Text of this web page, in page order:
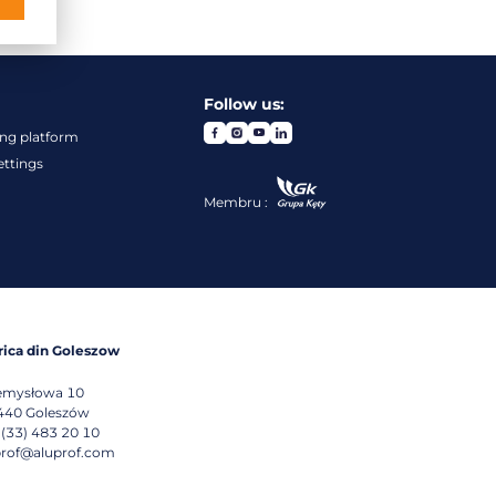
platform
Follow us:
Membru :
din Goleszow
10
Goleszów
483 20 10